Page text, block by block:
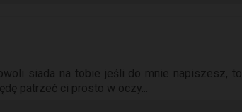
siada na tobie jeśli do mnie napiszesz, to
patrzeć ci prosto w oczy...